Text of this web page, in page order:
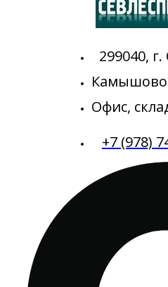
299040,
Офис,
+7 (978)